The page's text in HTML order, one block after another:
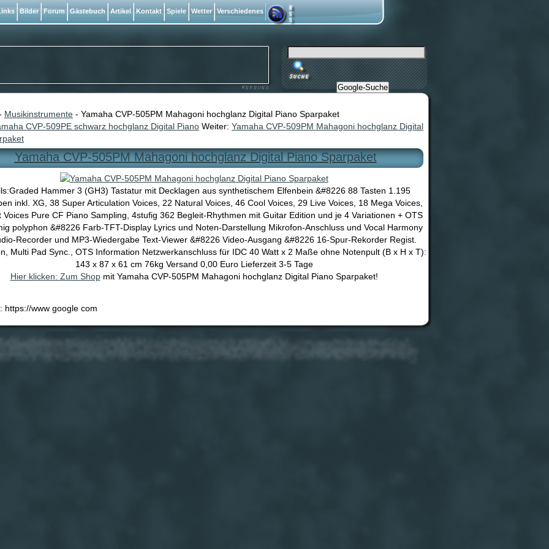
Musikinstrumente - Yamaha CVP-505PM Mahagoni hochglanz Digital Piano Sparpaket
CVP-509PE schwarz hochglanz Digital Piano Weiter: Yamaha CVP-509PM Mahagoni hochglanz Digital
Yamaha CVP-505PM Mahagoni hochglanz Digital Piano Sparpaket
Hammer 3 (GH3) Tastatur mit Decklagen aus synthetischem Elfenbein &#8226 88 Tasten 1.195
inkl. XG, 38 Super Articulation Voices, 22 Natural Voices, 46 Cool Voices, 29 Live Voices, 18 Mega Voices,
Voices Pure CF Piano Sampling, 4stufig 362 Begleit-Rhythmen mit Guitar Edition und je 4 Variationen + OTS
polyphon &#8226 Farb-TFT-Display Lyrics und Noten-Darstellung Mikrofon-Anschluss und Vocal Harmony
Recorder und MP3-Wiedergabe Text-Viewer &#8226 Video-Ausgang &#8226 16-Spur-Rekorder Regist.
Multi Pad Sync., OTS Information Netzwerkanschluss für IDC 40 Watt x 2 Maße ohne Notenpult (B x H x T):
143 x 87 x 61 cm 76kg Versand 0,00 Euro Lieferzeit 3-5 Tage
Hier klicken: Zum Shopmit Yamaha CVP-505PM Mahagoni hochglanz Digital Piano Sparpaket!
https://www google com
Bilder Forum Gästebuch Artikel Kontakt Spiele Wetter Verschiedenes
Google-Suche